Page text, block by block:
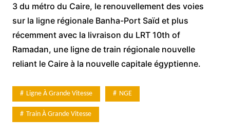
3 du métro du Caire, le renouvellement des voies
sur la ligne régionale Banha-Port Saïd et plus
récemment avec la livraison du LRT 10th of
Ramadan, une ligne de train régionale nouvelle
reliant le Caire à la nouvelle capitale égyptienne.
Ligne À Grande Vitesse NGE
Train À Grande Vitesse